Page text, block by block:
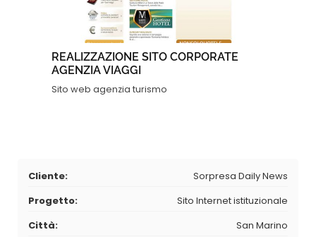
REALIZZAZIONE SITO CORPORATE
AGENZIA VIAGGI
Sito web agenzia turismo
Cliente:
Sorpresa Daily News
Progetto:
Sito Internet istituzionale
Città:
San Marino